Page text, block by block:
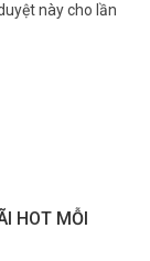
này cho lần
HOT MỖI